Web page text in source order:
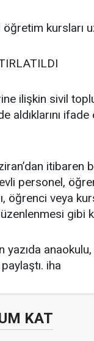
kursları
ilişkin sivil
ifade
itibaren
personel,
öğrenci veya
yazıda
iha
KAT